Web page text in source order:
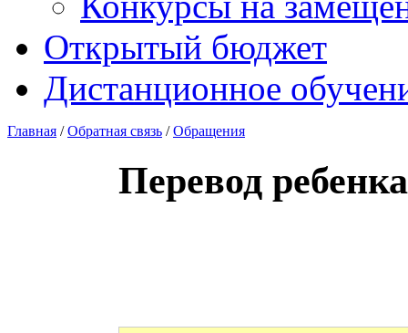
Открытый бюджет
Дистанционное
Главная /Обратная связь /Обращения
Перевод